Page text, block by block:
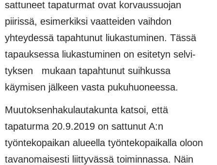
sattuneet tapaturmat ovat korvaussuojan
piirissä, esimerkiksi vaattei­den vaihdon
yhteydessä tapahtunut liukastuminen. Tässä
tapauksessa liukastuminen on esitetyn selvi­
tyksen mukaan tapahtunut suihkussa
käymisen jälkeen vasta pukuhuoneessa.
Muutoksenhakulautakunta katsoi, että
tapaturma 20.9.2019 on sattunut A:n
työntekopaikan alueella työntekopaikalla oloon
tavanomaisesti liittyvässä toiminnassa. Näin